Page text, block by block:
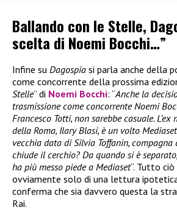
Ballando con le Stelle,
scelta di Noemi Bocchi…”
Infine su Dagospia si parla anche della
come concorrente della prossima
Stelle” di Noemi Bocchi: “Anche la
trasmissione come concorrente Noemi
Francesco Totti, non sarebbe casuale.
della Roma, Ilary Blasi, è un volto
vecchia data di Silvia Toffanin, compagna
chiude il cerchio? Da quando si è
ha più messo piede a Mediaset“. Tutto
ovviamente solo di una lettura
conferma che sia davvero questa la
Rai.